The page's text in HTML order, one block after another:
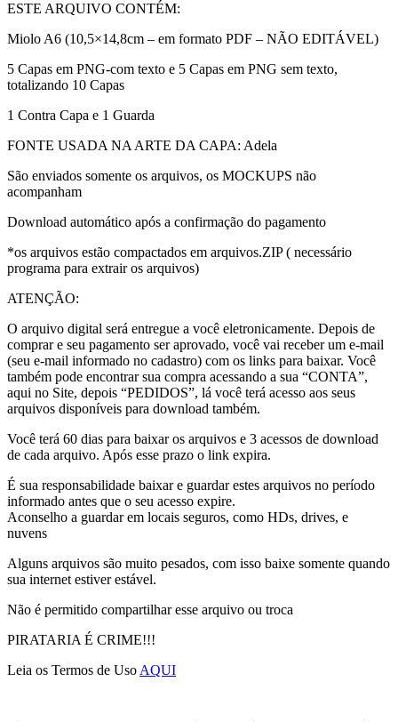
ESTE ARQUIVO CONTÉM:
Miolo A6 (10,5×14,8cm – em formato PDF – NÃO EDITÁVEL)
5 Capas em PNG-com texto e 5 Capas em PNG sem texto,
totalizando 10 Capas
1 Contra Capa e 1 Guarda
FONTE USADA NA ARTE DA CAPA: Adela
São enviados somente os arquivos, os MOCKUPS não
acompanham
Download automático após a confirmação do pagamento
*os arquivos estão compactados em arquivos.ZIP ( necessário
programa para extrair os arquivos)
ATENÇÃO:
O arquivo digital será entregue a você eletronicamente. Depois de
comprar e seu pagamento ser aprovado, você vai receber um e-mail
(seu e-mail informado no cadastro) com os links para baixar. Você
também pode encontrar sua compra acessando a sua “CONTA”,
aqui no Site, depois “PEDIDOS”, lá você terá acesso aos seus
arquivos disponíveis para download também.
Você terá 60 dias para baixar os arquivos e 3 acessos de download
de cada arquivo. Após esse prazo o link expira.
É sua responsabilidade baixar e guardar estes arquivos no período
informado antes que o seu acesso expire.
Aconselho a guardar em locais seguros, como HDs, drives, e
nuvens
Alguns arquivos são muito pesados, com isso baixe somente quando
sua internet estiver estável.
Não é permitido compartilhar esse arquivo ou troca
PIRATARIA É CRIME!!!
Leia os Termos de Uso AQUI